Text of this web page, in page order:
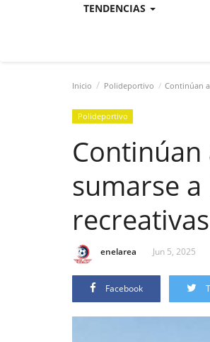
TENDENCIAS
Inicio Polideportivo Continúan
Polideportivo
sumarse
recreativas
enelarea Jun 5, 2025
Facebook